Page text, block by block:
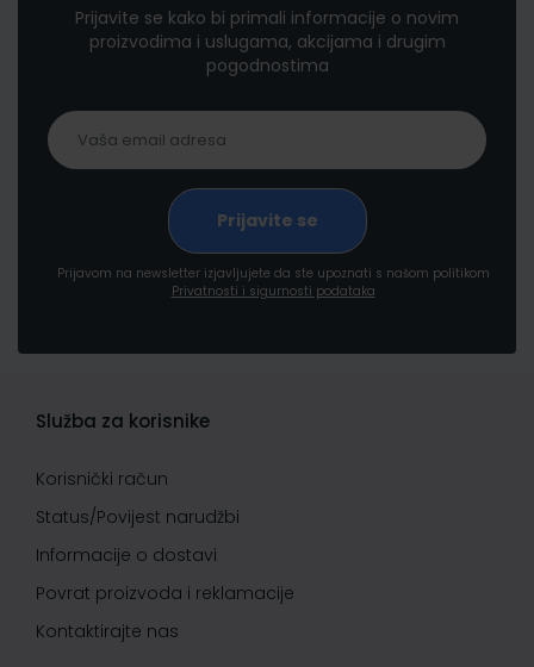
Prijavite se kako bi primali informacije o novim
proizvodima i uslugama, akcijama i drugim
pogodnostima
Prijavom na newsletter izjavljujete da ste upoznati s našom politikom
Privatnosti i sigurnosti podataka
Služba za korisnike
Korisnički račun
Status/Povijest narudžbi
Informacije o dostavi
Povrat proizvoda i reklamacije
Kontaktirajte nas